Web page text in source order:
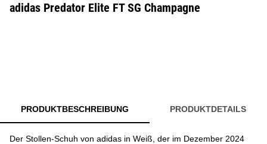
adidas Predator Elite FT SG Champagne
PRODUKTBESCHREIBUNG PRODUKTDETAILS
Der Stollen-Schuh von adidas in Weiß, der im Dezember 2024